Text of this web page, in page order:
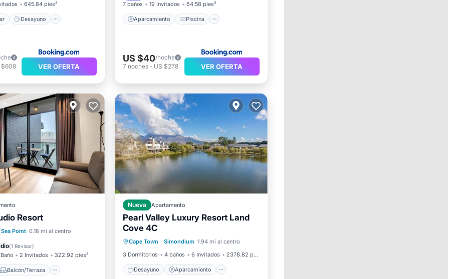
645.84 pies²
Desayuno
$608 VER OFERTA
7 baños 19 Invitados 64.58 pies²
Aparcamiento Piscina
US $40/noche
7 noches- US $278 VER OFERTA
Resort
Sea Point 0.18 mi al centro
(1 Revisar)
Baño 2 Invitados 322.92 pies²
Balcón/Terraza
Balcón/Terraza
Nueva Apartamento
Pearl Valley Luxury Resort Land
Cove 4C
Cape Town · Simondium 1.94 mi al centro
3 Dormitorios
4 baños 6 Invitados 2378.82 pies²
Desayuno Aparcamiento
Desayuno
Piscina
Balcón/Terraza